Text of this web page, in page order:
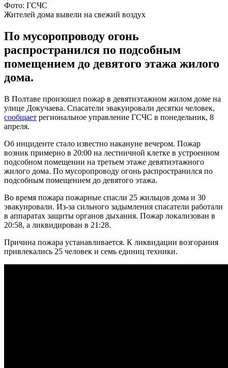
Фото: ГСЧС
Жителей дома вывели на свежий воздух
По мусоропроводу огонь
распространился по подсобным
помещением до девятого этажа жилого
дома.
В Полтаве произошел пожар в девятиэтажном жилом доме на
улице Докучаева. Спасатели эвакуировали десятки человек,
сообщает региональное управление ГСЧС в понедельник, 8
апреля.
Об инциденте стало известно накануне вечером. Пожар
возник примерно в 20:00 на лестничной клетке в устроенном
подсобном помещении на третьем этаже девятиэтажного
жилого дома. По мусоропроводу огонь распространился по
подсобным помещением до девятого этажа.
Во время пожара пожарные спасли 25 жильцов дома и 30
эвакуировали. Из-за сильного задымления спасатели работали
в аппаратах защиты органов дыхания. Пожар локализован в
20:58, а ликвидирован в 21:28.
Причина пожара устанавливается. К ликвидации возгорания
привлекались 25 человек и семь единиц техники.